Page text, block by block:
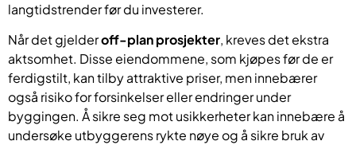
langtidstrender før du investerer.
Når det gjelderoff-plan prosjekter, kreves det ekstra
aktsomhet. Disse eiendommene, som kjøpes før de er
ferdigstilt, kan tilby attraktive priser, men innebærer
også risiko for forsinkelser eller endringer under
byggingen. Å sikre seg mot usikkerheter kan innebære å
undersøke utbyggerens rykte nøye og å sikre bruk av